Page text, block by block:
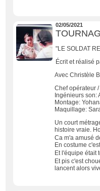
02/05/2021
"LE SOLDAT
Écrit et réalisé
Avec Christèle
Chef opérateur
Ingénieurs son:
Montage:
Maquillage:
Un court
histoire vraie.
Ca m'a amusé
En costume
Et l'équipe était
Et pis c'est
lancent alors